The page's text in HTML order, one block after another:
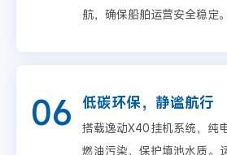
航，确保船舶运营安全稳定。
06 低碳环保，静谧航行
搭载逸动X40挂机系统，纯
燃油污染，保护填池水质。